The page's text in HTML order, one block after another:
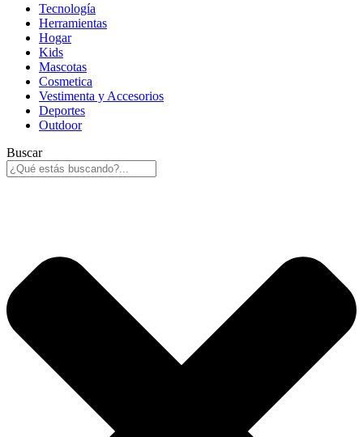
Tecnología
Herramientas
Hogar
Kids
Mascotas
Cosmetica
Vestimenta y Accesorios
Deportes
Outdoor
Buscar